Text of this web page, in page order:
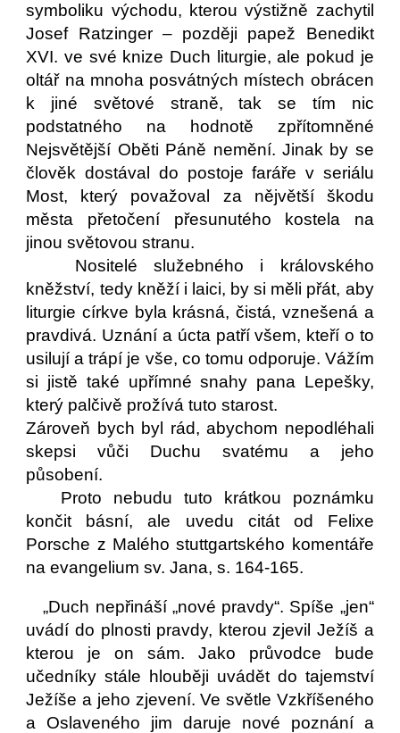
symboliku východu, kterou výstižně zachytil
Josef Ratzinger – později papež Benedikt
XVI. ve své knize Duch liturgie, ale pokud je
oltář na mnoha posvátných místech obrácen
k jiné světové straně, tak se tím nic
podstatného na hodnotě zpřítomněné
Nejsvětější Oběti Páně nemění. Jinak by se
člověk dostával do postoje faráře v seriálu
Most, který považoval za nějvětší škodu
města přetočení přesunutého kostela na
jinou světovou stranu.
Nositelé služebného i královského
kněžství, tedy kněží i laici, by si měli přát, aby
liturgie církve byla krásná, čistá, vznešená a
pravdivá. Uznání a úcta patří všem, kteří o to
usilují a trápí je vše, co tomu odporuje. Vážím
si jistě také upřímné snahy pana Lepešky,
který palčivě prožívá tuto starost.
Zároveň bych byl rád, abychom nepodléhali
skepsi vůči Duchu svatému a jeho
působení.
Proto nebudu tuto krátkou poznámku
končit básní, ale uvedu citát od Felixe
Porsche z Malého stuttgartského komentáře
na evangelium sv. Jana, s. 164-165.
„Duch nepřináší „nové pravdy“. Spíše „jen“
uvádí do plnosti pravdy, kterou zjevil Ježíš a
kterou je on sám. Jako průvodce bude
učedníky stále hlouběji uvádět do tajemství
Ježíše a jeho zjevení. Ve světle Vzkříšeného
a Oslaveného jim daruje nové poznání a